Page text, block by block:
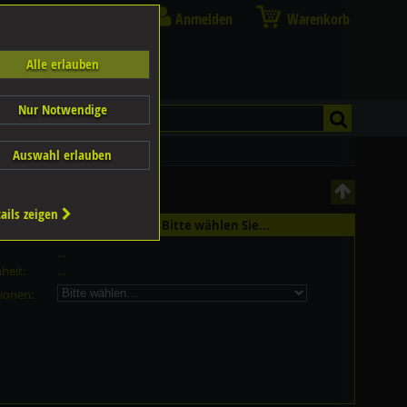
Anmelden Warenkorb
in 65 Grössen erhältlich - Bitte wählen Sie...
...
...
Alle erlauben
Nur Notwendige
Auswahl erlauben
zeigen